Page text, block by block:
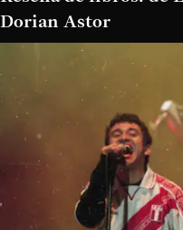
Dorian Astor